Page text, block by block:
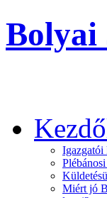
Bolyai
Igazgatói
Miért jó